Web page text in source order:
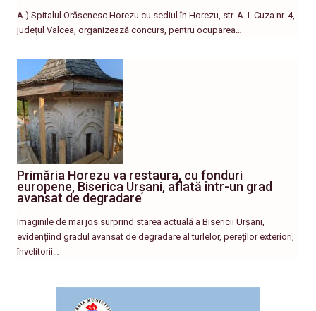
A.) Spitalul Orășenesc Horezu cu sediul în Horezu, str. A. I. Cuza nr. 4,
județul Valcea, organizează concurs, pentru ocuparea…
Primăria Horezu va restaura, cu fonduri
europene, Biserica Urșani, aflată într-un grad
avansat de degradare
Imaginile de mai jos surprind starea actuală a Bisericii Urșani,
evidențiind gradul avansat de degradare al turlelor, pereților exteriori,
învelitorii…